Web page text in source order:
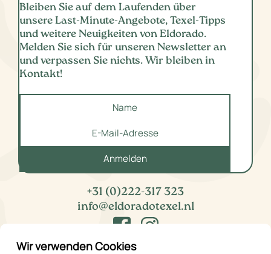
Wir verwenden Cookies
Bleiben Sie auf dem Laufenden über
unsere Last-Minute-Angebote, Texel-Tipps
und weitere Neuigkeiten von Eldorado.
Melden Sie sich für unseren Newsletter an
und verpassen Sie nichts. Wir bleiben in
Kontakt!
Anmelden
+31 (0)222-317 323
info@eldoradotexel.nl